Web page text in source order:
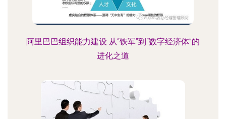
阿里巴巴组织能力建设 从“铁军”到“数字经济体”的
进化之道